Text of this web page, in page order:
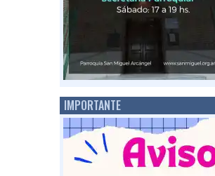
IMPORTANTE